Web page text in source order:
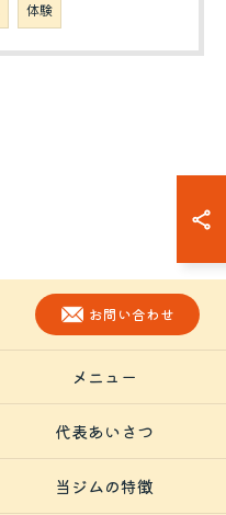
体験
お問い合わせ
メニュー
代表あいさつ
当ジムの特徴